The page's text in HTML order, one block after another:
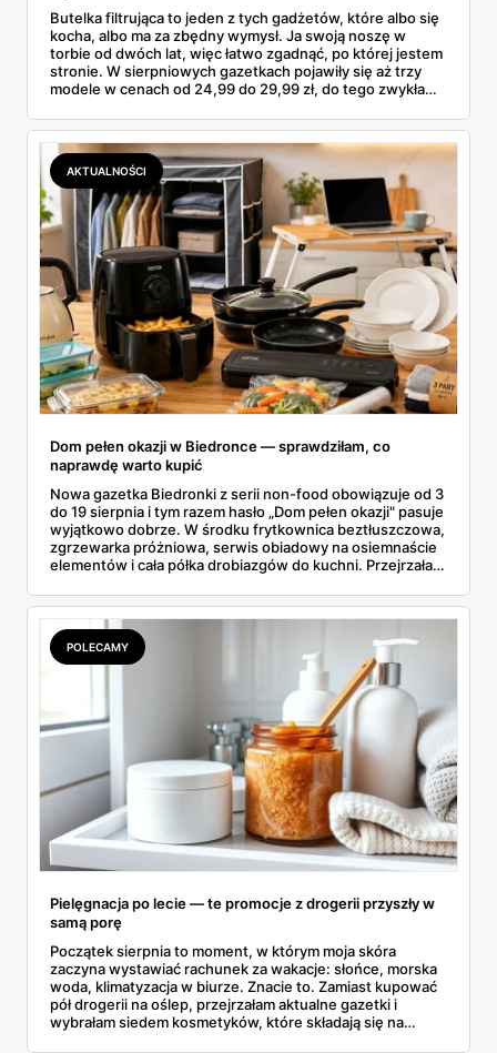
Butelka filtrująca to jeden z tych gadżetów, które albo się
kocha, albo ma za zbędny wymysł. Ja swoją noszę w
torbie od dwóch lat, więc łatwo zgadnąć, po której jestem
stronie. W sierpniowych gazetkach pojawiły się aż trzy
modele w cenach od 24,99 do 29,99 zł, do tego zwykła
wszystkie oferty i policzyłam, kiedy taki zakup faktycznie
się opłaca.
AKTUALNOŚCI
Dom pełen okazji w Biedronce — sprawdziłam, co
naprawdę warto kupić
Nowa gazetka Biedronki z serii non-food obowiązuje od 3
do 19 sierpnia i tym razem hasło „Dom pełen okazji" pasuje
wyjątkowo dobrze. W środku frytkownica beztłuszczowa,
zgrzewarka próżniowa, serwis obiadowy na osiemnaście
elementów i cała półka drobiazgów do kuchni. Przejrzałam
się przy półce z samego rana.
POLECAMY
Pielęgnacja po lecie — te promocje z drogerii przyszły w
samą porę
Początek sierpnia to moment, w którym moja skóra
zaczyna wystawiać rachunek za wakacje: słońce, morska
woda, klimatyzacja w biurze. Znacie to. Zamiast kupować
pół drogerii na oślep, przejrzałam aktualne gazetki i
wybrałam siedem kosmetyków, które składają się na